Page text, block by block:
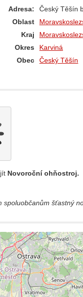
Adresa:
Český Těšín
Oblast
Kraj
Okres
Karviná
Obec
Český Těšín
Novoroční ohňostroj.
spoluobčanům šťastný